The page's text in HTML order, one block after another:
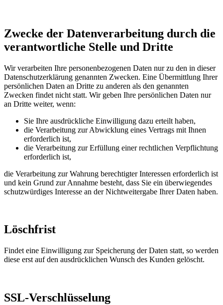
Zwecke der Datenverarbeitung durch die
verantwortliche Stelle und Dritte
Wir verarbeiten Ihre personenbezogenen Daten nur zu den in dieser
Datenschutzerklärung genannten Zwecken. Eine Übermittlung Ihrer
persönlichen Daten an Dritte zu anderen als den genannten
Zwecken findet nicht statt. Wir geben Ihre persönlichen Daten nur
an Dritte weiter, wenn:
Sie Ihre ausdrückliche Einwilligung dazu erteilt haben,
die Verarbeitung zur Abwicklung eines Vertrags mit Ihnen
erforderlich ist,
die Verarbeitung zur Erfüllung einer rechtlichen Verpflichtung
erforderlich ist,
die Verarbeitung zur Wahrung berechtigter Interessen erforderlich ist
und kein Grund zur Annahme besteht, dass Sie ein überwiegendes
schutzwürdiges Interesse an der Nichtweitergabe Ihrer Daten haben.
Löschfrist
Findet eine Einwilligung zur Speicherung der Daten statt, so werden
diese erst auf den ausdrücklichen Wunsch des Kunden gelöscht.
SSL-Verschlüsselung